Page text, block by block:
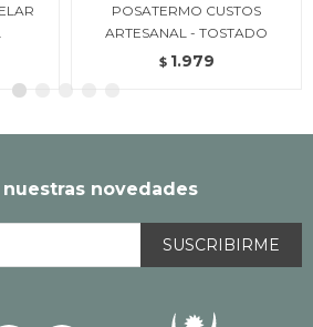
POSATERMO CUSTOS
ARTESANAL - TOSTADO
$ 1.979
nuestras novedades
SUSCRIBIRME